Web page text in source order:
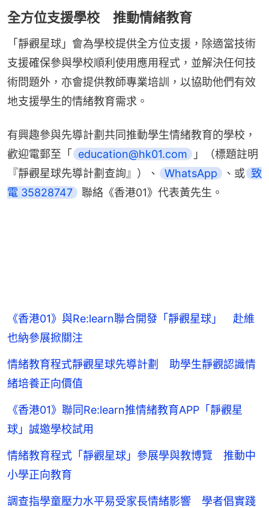
全方位支援學校 推動情緒教育
「靜觀星球」會為學校提供全方位支援，除適當技術
支援確保參與學校順利使用應用程式，並解決任何技
術問題外，亦會提供教師專業培訓，以協助他們有效
地支援學生的情緒教育需求。
有興趣參與先導計劃共同推動學生情緒教育的學校，
歡迎電郵至「
education@hk01.com
」（標題註明
『靜觀星球先導計劃查詢』）、
WhatsApp 、或 致
電 35828747
聯絡《香港01》代表黃先生。
《香港01》與Re:learn聯合開發「靜觀星球」 赴維
也納參展掀關注
情緒教育程式靜觀星球先導計劃 助學生靜觀認識情
緒培養正向價值
《香港01》聯同Re:learn推情緒教育APP「靜觀星
球」誠邀學校試用
情緒教育程式「靜觀星球」參展學與教博覽 推動中
小學正向教育
調查指學童壓力水平易受家長情緒影響 學者倡實踐